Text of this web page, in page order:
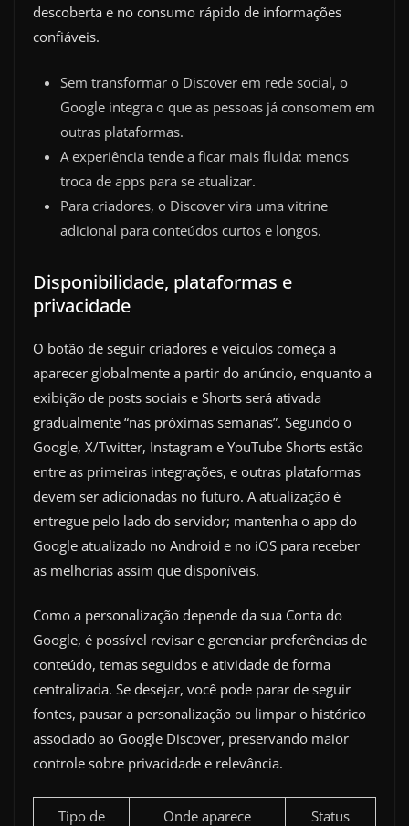
descoberta e no consumo rápido de informações
confiáveis.
Sem transformar o Discover em rede social, o
Google integra o que as pessoas já consomem em
outras plataformas.
A experiência tende a ficar mais fluida: menos
troca de apps para se atualizar.
Para criadores, o Discover vira uma vitrine
adicional para conteúdos curtos e longos.
Disponibilidade, plataformas e
privacidade
O botão de seguir criadores e veículos começa a
aparecer globalmente a partir do anúncio, enquanto a
exibição de posts sociais e Shorts será ativada
gradualmente “nas próximas semanas”. Segundo o
Google, X/Twitter, Instagram e YouTube Shorts estão
entre as primeiras integrações, e outras plataformas
devem ser adicionadas no futuro. A atualização é
entregue pelo lado do servidor; mantenha o app do
Google atualizado no Android e no iOS para receber
as melhorias assim que disponíveis.
Como a personalização depende da sua Conta do
Google, é possível revisar e gerenciar preferências de
conteúdo, temas seguidos e atividade de forma
centralizada. Se desejar, você pode parar de seguir
fontes, pausar a personalização ou limpar o histórico
associado ao Google Discover, preservando maior
controle sobre privacidade e relevância.
Tipo de
Onde aparece Status